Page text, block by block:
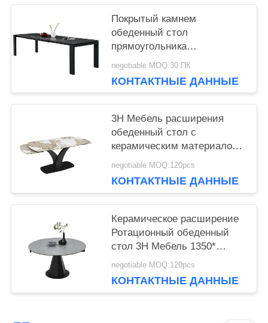
Покрытый камнем
обеденный стол
прямоугольника
сверхмощные стальные
ноги в 3 метра
negotiable MOQ:30 ПК
КОНТАКТНЫЕ ДАННЫЕ
3H Мебель расширения
обеденный стол с
керамическим материалом
сборки требуется
negotiable MOQ:120pcs
КОНТАКТНЫЕ ДАННЫЕ
Керамическое расширение
Ротационный обеденный
стол 3H Мебель 1350*
(800+275*2) *750мм
negotiable MOQ:120pcs
КОНТАКТНЫЕ ДАННЫЕ